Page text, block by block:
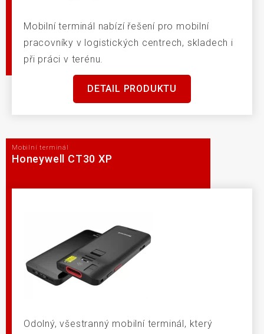
Mobilní terminál nabízí řešení pro mobilní
pracovníky v logistických centrech, skladech i
při práci v terénu.
DETAIL PRODUKTU
Mobilní terminál
Honeywell CT30 XP
Odolný, všestranný mobilní terminál, který